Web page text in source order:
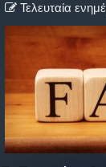
Τελευταία